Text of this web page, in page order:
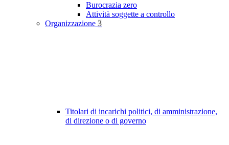
Burocrazia zero
Attività soggette a controllo
Organizzazione 3
Titolari di incarichi politici, di amministrazione,
di direzione o di governo